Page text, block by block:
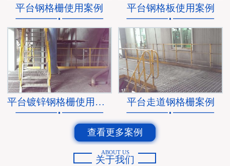
平台钢格栅使用案例 平台钢格板使用案例
平台镀锌钢格栅使用案例 平台走道钢格栅案例
查看更多案例
ABOUT US
关于我们